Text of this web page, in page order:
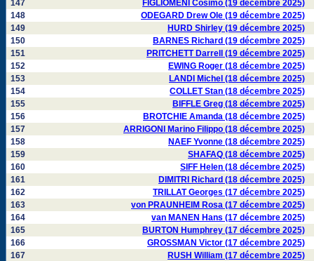
147
FIGLIOMENI Cosimo (19 décembre 2025)
148
ODEGARD Drew Ole (19 décembre 2025)
149
HURD Shirley (19 décembre 2025)
150
BARNES Richard (19 décembre 2025)
151
PRITCHETT Darrell (19 décembre 2025)
152
EWING Roger (18 décembre 2025)
153
LANDI Michel (18 décembre 2025)
154
COLLET Stan (18 décembre 2025)
155
BIFFLE Greg (18 décembre 2025)
156
BROTCHIE Amanda (18 décembre 2025)
157
ARRIGONI Marino Filippo (18 décembre 2025)
158
NAEF Yvonne (18 décembre 2025)
159
SHAFAQ (18 décembre 2025)
160
SIFF Helen (18 décembre 2025)
161
DIMITRI Richard (18 décembre 2025)
162
TRILLAT Georges (17 décembre 2025)
163
von PRAUNHEIM Rosa (17 décembre 2025)
164
van MANEN Hans (17 décembre 2025)
165
BURTON Humphrey (17 décembre 2025)
166
GROSSMAN Victor (17 décembre 2025)
167
RUSH William (17 décembre 2025)